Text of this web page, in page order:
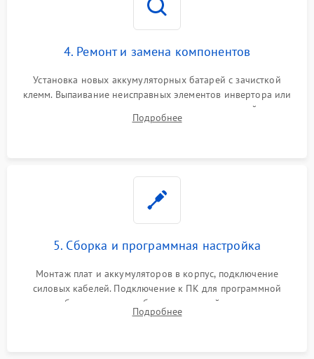
4. Ремонт и замена компонентов
Установка новых аккумуляторных батарей с зачисткой
клемм. Выпаивание неисправных элементов инвертора или
цепи зарядки и монтаж новых радиодеталей.
Восстановление поврежденных токоведущих дорожек и
Подробнее
5. Сборка и программная настройка
Монтаж плат и аккумуляторов в корпус, подключение
силовых кабелей. Подключение к ПК для программной
калибровки констант батареи, настройки порогов
срабатывания AVR и сброса счетчиков старения АКБ.
Подробнее